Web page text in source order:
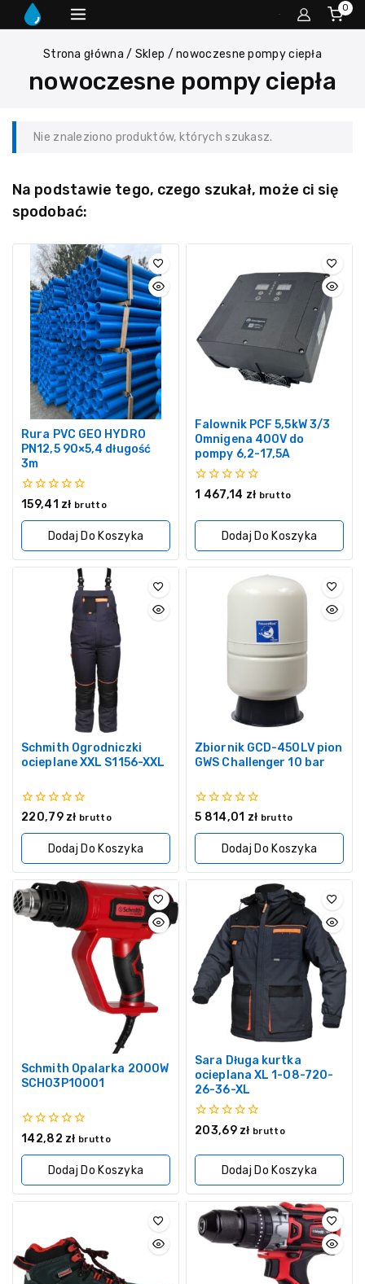
0
Strona główna / Sklep / nowoczesne pompy ciepła
nowoczesne pompy ciepła
Nie znaleziono produktów, których szukasz.
Na podstawie tego, czego szukał, może ci się
spodobać:
Rura PVC GEO HYDRO
PN12,5 90×5,4 długość
3m
0
5
159,41 zł brutto
Dodaj Do Koszyka
Falownik PCF 5,5kW 3/3
Omnigena 400V do
pompy 6,2-17,5A
0
1 467,14 zł brutto
Dodaj Do Koszyka
Schmith Ogrodniczki
ocieplane XXL S1156-XXL
0
5
220,79 zł brutto
Dodaj Do Koszyka
Zbiornik GCD-450LV pion
GWS Challenger 10 bar
0
5
5 814,01 zł brutto
Dodaj Do Koszyka
Schmith Opalarka 2000W
SCH03P10001
0
5
142,82 zł brutto
Dodaj Do Koszyka
Sara Długa kurtka
ocieplana XL 1-08-720-
26-36-XL
0
5
203,69 zł brutto
Dodaj Do Koszyka